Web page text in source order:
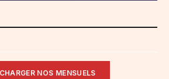
NOS MENSUELS